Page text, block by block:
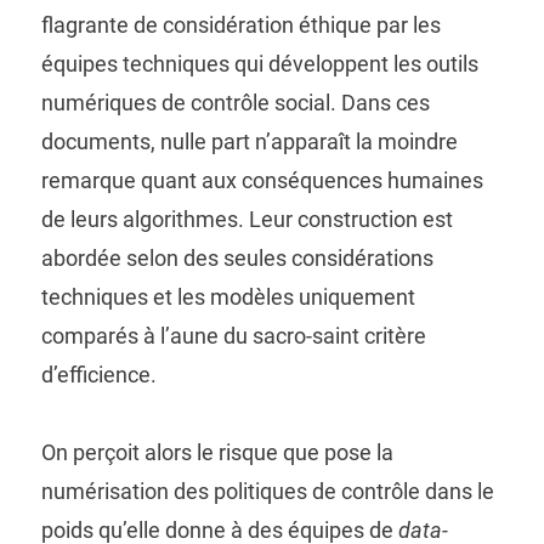
flagrante de considération éthique par les
équipes techniques qui développent les outils
numériques de contrôle social. Dans ces
documents, nulle part n’apparaît la moindre
remarque quant aux conséquences humaines
de leurs algorithmes. Leur construction est
abordée selon des seules considérations
techniques et les modèles uniquement
comparés à l’aune du sacro-saint critère
d’efficience.
On perçoit alors le risque que pose la
numérisation des politiques de contrôle dans le
poids qu’elle donne à des équipes de data-